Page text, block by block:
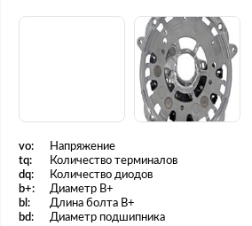
vo: Напряжение
tq:
Количество терминалов
dq:
Количество диодов
b+:
Диаметр B+
bl:
Длина болта B+
bd:
Диаметр подшипника